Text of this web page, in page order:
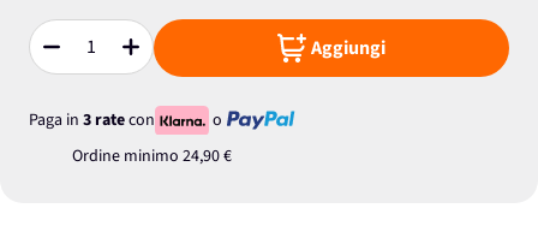
Quantità Aggiungi
Paga in 3 ratecon
o
Ordine minimo 24,90 €